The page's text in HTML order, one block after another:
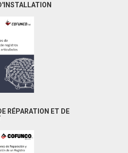
RÉPARATION ET DE